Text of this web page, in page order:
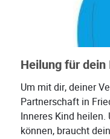
Heilung für
Um mit dir, deiner
Partnerschaft in
Inneres Kind
können, braucht